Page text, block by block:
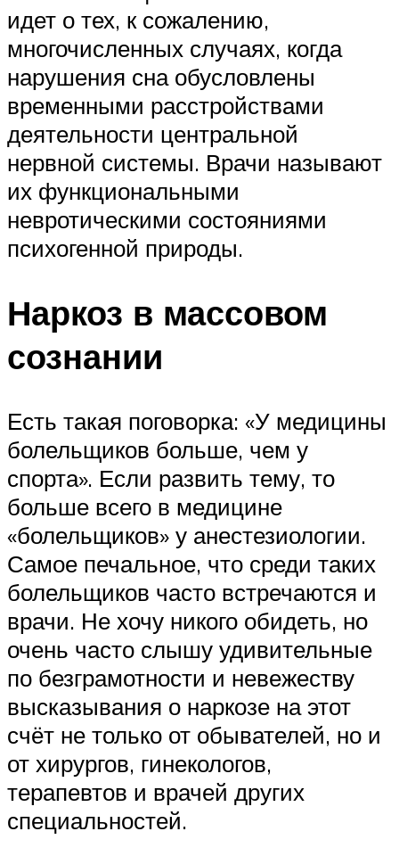
идет о тех, к сожалению,
многочисленных случаях, когда
нарушения сна обусловлены
временными расстройствами
деятельности центральной
нервной системы. Врачи называют
их функциональными
невротическими состояниями
психогенной природы.
Наркоз в массовом
сознании
Есть такая поговорка: «У медицины
болельщиков больше, чем у
спорта». Если развить тему, то
больше всего в медицине
«болельщиков» у анестезиологии.
Самое печальное, что среди таких
болельщиков часто встречаются и
врачи. Не хочу никого обидеть, но
очень часто слышу удивительные
по безграмотности и невежеству
высказывания о наркозе на этот
счёт не только от обывателей, но и
от хирургов, гинекологов,
терапевтов и врачей других
специальностей.